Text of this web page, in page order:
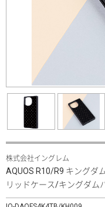
株式会社イングレム
AQUOS R10/R9 キングダ
リッドケース/キングダム